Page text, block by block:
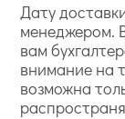
Дату
менеджером.
вам
внимание на
возможна